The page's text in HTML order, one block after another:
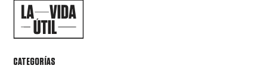
CATEGORÍAS